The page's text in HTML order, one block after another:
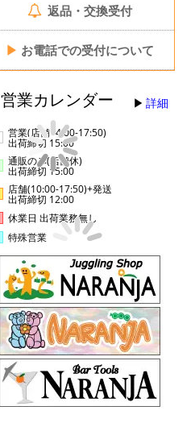
返品・交換受付
▶ お電話での受付について
営業カレンダー 詳細
営業(店舗14:00-17:50)
出荷締切 15:00
通販のみ(店舗休)
出荷締切 15:00
店舗(10:00-17:50)+発送
出荷締切 12:00
休業日 出荷業務無し
特殊営業